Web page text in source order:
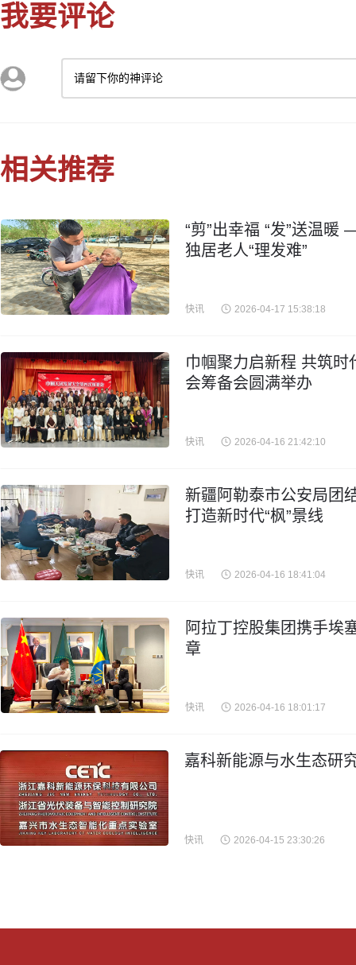
我要评论
请留下你的神评论
相关推荐
“剪”出幸福 “发”送温
独居老人“理发难”
快讯 2026-04-17 15:38:18
巾帼聚力启新程 共筑
会筹备会圆满举办
快讯 2026-04-16 21:42:10
新疆阿勒泰市公安局团
打造新时代“枫”景线
快讯 2026-04-16 18:41:04
阿拉丁控股集团携手埃
章
快讯 2026-04-16 18:01:17
嘉科新能源与水生态研
快讯 2026-04-15 23:30:26